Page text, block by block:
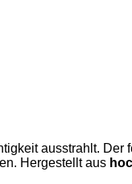
ausstrahlt. Der
Hergestellt aus